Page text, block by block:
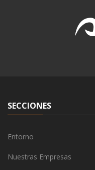
SECCIONES
Entorno
Nuestras Empresas